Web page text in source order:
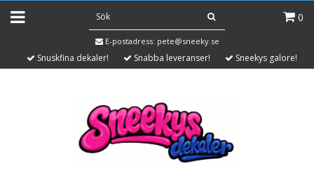
0
E-postadress: pete@sneeky.se
Snuskfina dekaler! Snabba leveranser! Sneekys galore!